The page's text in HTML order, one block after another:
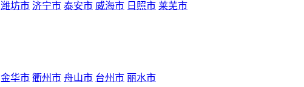
潍坊市 济宁市 泰安市 威海市 日照市 莱芜市
金华市 衢州市 舟山市 台州市 丽水市